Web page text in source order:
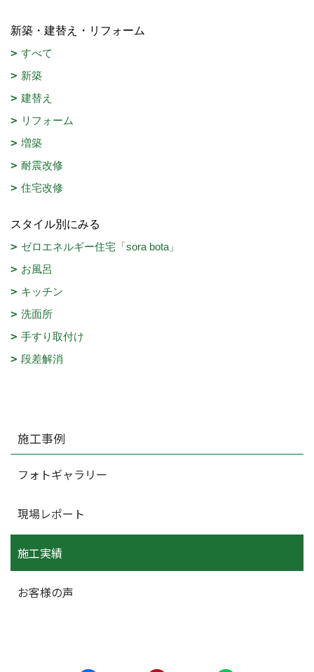
新築・建替え・リフォーム
すべて
新築
建替え
リフォーム
増築
耐震改修
住宅改修
スタイル別にみる
ゼロエネルギー住宅「sora bota」
お風呂
キッチン
洗面所
手すり取付け
段差解消
施工事例
フォトギャラリー
現場レポート
施工実績
お客様の声